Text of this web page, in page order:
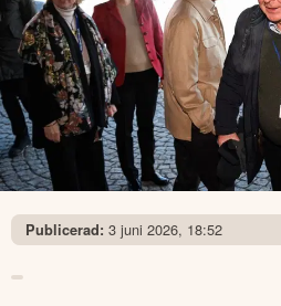
Publicerad: 3 juni 2026, 18:52